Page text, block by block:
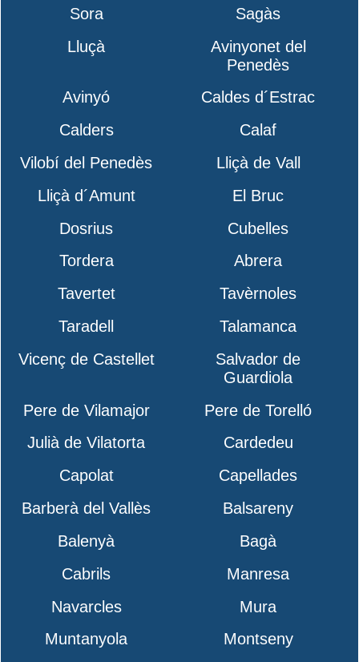
Sora
Sagàs
Lluçà
Avinyonet del
Penedès
Avinyó
Caldes d´Estrac
Calders
Calaf
Vilobí del Penedès
Lliçà de Vall
Lliçà d´Amunt
El Bruc
Dosrius
Cubelles
Tordera
Abrera
Tavertet
Tavèrnoles
Taradell
Talamanca
Vicenç de Castellet
Salvador de
Guardiola
Pere de Vilamajor
Pere de Torelló
Julià de Vilatorta
Cardedeu
Capolat
Capellades
Barberà del Vallès
Balsareny
Balenyà
Bagà
Cabrils
Manresa
Navarcles
Mura
Muntanyola
Montseny